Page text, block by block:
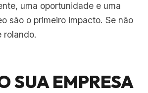
uma oportunidade e uma
são o primeiro impacto. Se não
rolando.
SUA EMPRESA